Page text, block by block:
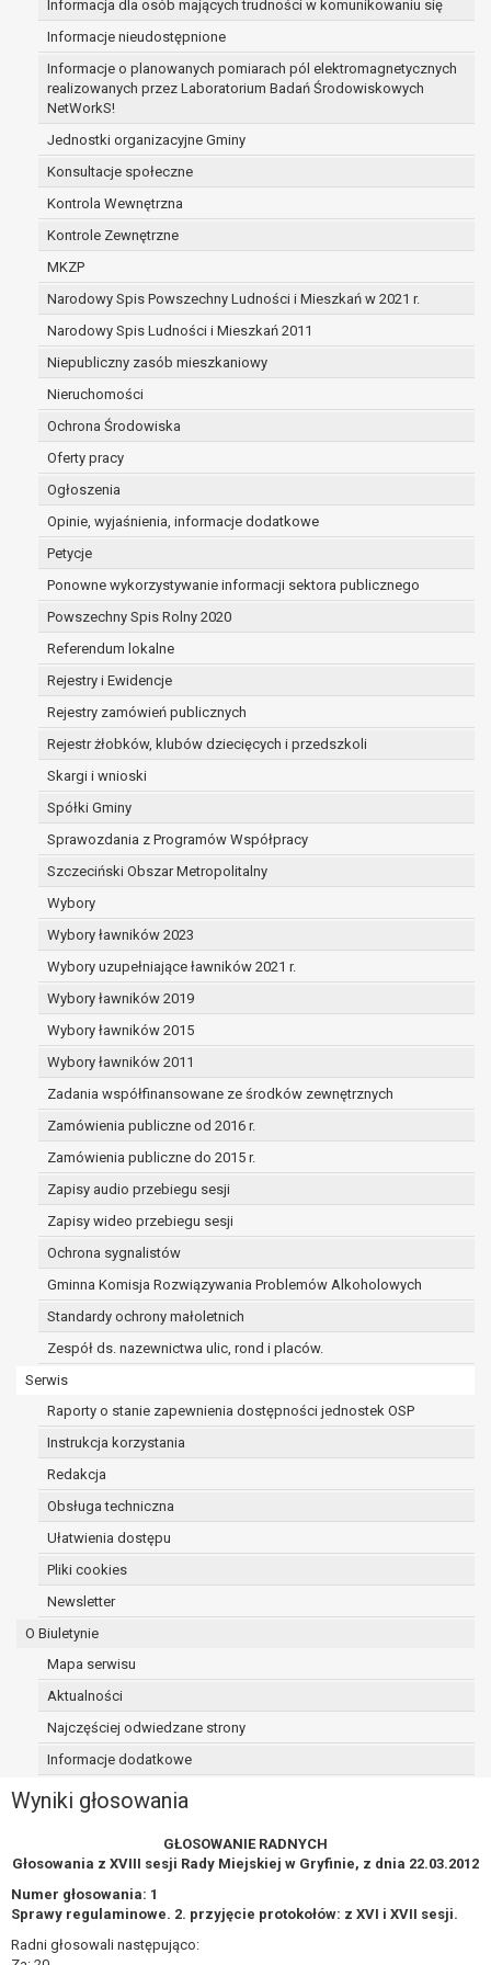
Informacja dla osób mających trudności w komunikowaniu się
Informacje nieudostępnione
Informacje o planowanych pomiarach pól elektromagnetycznych
realizowanych przez Laboratorium Badań Środowiskowych
NetWorkS!
Jednostki organizacyjne Gminy
Konsultacje społeczne
Kontrola Wewnętrzna
Kontrole Zewnętrzne
MKZP
Narodowy Spis Powszechny Ludności i Mieszkań w 2021 r.
Narodowy Spis Ludności i Mieszkań 2011
Niepubliczny zasób mieszkaniowy
Nieruchomości
Ochrona Środowiska
Oferty pracy
Ogłoszenia
Opinie, wyjaśnienia, informacje dodatkowe
Petycje
Ponowne wykorzystywanie informacji sektora publicznego
Powszechny Spis Rolny 2020
Referendum lokalne
Rejestry i Ewidencje
Rejestry zamówień publicznych
Rejestr żłobków, klubów dziecięcych i przedszkoli
Skargi i wnioski
Spółki Gminy
Sprawozdania z Programów Współpracy
Szczeciński Obszar Metropolitalny
Wybory
Wybory ławników 2023
Wybory uzupełniające ławników 2021 r.
Wybory ławników 2019
Wybory ławników 2015
Wybory ławników 2011
Zadania współfinansowane ze środków zewnętrznych
Zamówienia publiczne od 2016 r.
Zamówienia publiczne do 2015 r.
Zapisy audio przebiegu sesji
Zapisy wideo przebiegu sesji
Ochrona sygnalistów
Gminna Komisja Rozwiązywania Problemów Alkoholowych
Standardy ochrony małoletnich
Zespół ds. nazewnictwa ulic, rond i placów.
Serwis
Raporty o stanie zapewnienia dostępności jednostek OSP
Instrukcja korzystania
Redakcja
Obsługa techniczna
Ułatwienia dostępu
Pliki cookies
Newsletter
O Biuletynie
Mapa serwisu
Aktualności
Najczęściej odwiedzane strony
Informacje dodatkowe
Wyniki głosowania
GŁOSOWANIE RADNYCH
Głosowania z XVIII sesji Rady Miejskiej w Gryfinie, z dnia 22.03.2012
Numer głosowania: 1
Sprawy regulaminowe. 2. przyjęcie protokołów: z XVI i XVII sesji.
Radni głosowali następująco:
zawartej między beneficjentem a określoną instytucją,
trwałości danego projektu i konieczności zachowania
dokumentacji projektu do celów kontrolnych.
W związku z przetwarzaniem przez administratora
danych osobowych przysługuje Pani/Panu:
prawo dostępu do treści danych oraz
otrzymywania ich kopii na podstawie art. 15
RODO;
prawo do żądania sprostowania danych na
podstawie art. 16 RODO,
dane są nieprawidłowe lub niekompletne;
prawo do żądania usunięcia danych osobowych
(tzw. prawo do bycia zapomnianym) na podstawie
art. 17 RODO, w przypadku gdy:
dane nie są już niezbędne do celów, dla
których były zebrane lub w inny sposób
przetwarzane,
sprzeciw wobec przetwarzania danych
osobowych,
osoba, której dane dotyczą wycofała zgodę
jest podstawą przetwarzania danych i nie
ma innej podstawy prawnej przetwarzania
danych,
dane osobowe przetwarzane są niezgodnie
dane osobowe muszą być usunięte w celu
wywiązania się z obowiązku wynikającego
z przepisów prawa;
prawo do żądania ograniczenia przetwarzania
danych osobowych na podstawie art. 18 RODO, w
przypadku gdy:
osoba, której dane dotyczą kwestionuje
prawidłowość danych osobowych – na
okres pozwalający administratorowi
przetwarzanie danych jest niezgodne z
prawem, a osoba, której dane dotyczą,
sprzeciwia się usunięciu danych, żądając w
zamian ich ograniczenia,
administrator nie potrzebuje już danych dla
swoich celów, ale osoba, której dane
dotyczą, potrzebuje ich do ustalenia, obrony
lub dochodzenia roszczeń,
osoba, której dane dotyczą, wniosła
sprzeciw wobec przetwarzania danych - do
czasu ustalenia czy prawnie uzasadnione
podstawy po stronie administratora są
nadrzędne wobec podstawy sprzeciwu;
prawo do przenoszenia danych na podstawie art.
20 RODO, w przypadku gdy łącznie spełnione są
następujące przesłanki:
przetwarzanie danych odbywa się na
podstawie umowy zawartej z osobą, której
przetwarzanie odbywa się w sposób
zautomatyzowany;
podstawie art. 21 RODO, wobec przetwarzania
danych osobowych, którego podstawą prawną
jest:
zadania realizowanego w interesie
niezbędność przetwarzania do celów
wynikających z prawnie uzasadnionych
interesów realizowanych przez
administratora lub przez stronę trzecią.
Z przyczyn związanych z Pani/Pana szczególną
sytuacją. W razie wniesienia sprzeciwu,
danych osobowych, chyba że wykaże on istnienie
ważnych prawnie uzasadnionych podstaw do
przetwarzania, nadrzędnych wobec interesów,
praw i wolności osoby, której dane dotyczą, lub
podstaw do ustalenia, dochodzenia lub obrony